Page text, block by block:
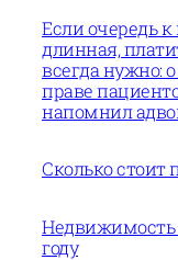
Если очередь
длинная,
всегда нужно:
праве
напомнил
Сколько стоит
Недвижимость
году